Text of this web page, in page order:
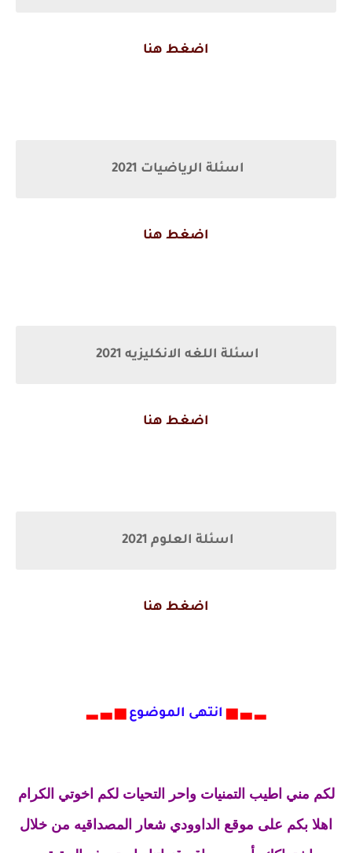
اضغط هنا
اسئلة الرياضيات 2021
اضغط هنا
اسئلة اللغه الانكليزيه 2021
اضغط هنا
اسئلة العلوم 2021
اضغط هنا
▂ ▃ ▅ انتهى الموضوع ▅ ▃ ▂
لكم مني اطيب التمنيات واحر التحيات لكم اخوتي الكرام
اهلا بكم على موقع الداوودي شعار المصداقيه من خلال